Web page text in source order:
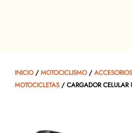
INICIO/ MOTOCICLISMO/ ACCESORIOS
MOTOCICLETAS / CARGADOR CELULAR